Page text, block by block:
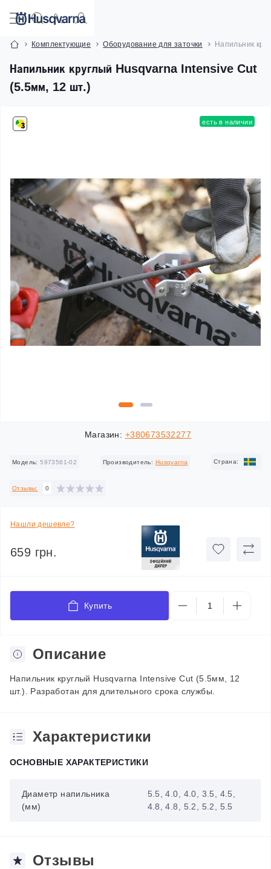
Комплектующие Оборудование для заточки Напильник
Напильник круглый Husqvarna Intensive Cut
(5.5мм, 12 шт.)
есть в наличии
Магазин: +380673532277
Модель: 5973561-02 Производитель: Husqvarna Cтрана:
Отзывы: 0
Нашли дешевле?
659 грн.
Купить
Описание
Напильник круглый Husqvarna Intensive Cut (5.5мм, 12
шт.). Разработан для длительного срока службы.
Характеристики
ОСНОВНЫЕ ХАРАКТЕРИСТИКИ
Диаметр напильника
(мм)
5.5, 4.0, 4.0, 3.5, 4.5,
4.8, 4.8, 5.2, 5.2, 5.5
Отзывы